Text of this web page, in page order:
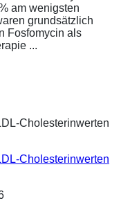
am wenigsten
grundsätzlich
Fosfomycin als
...
Cholesterinwerten